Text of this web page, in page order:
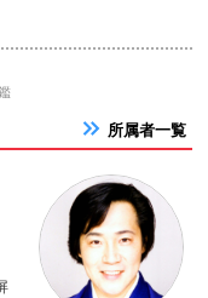
所属者一覧